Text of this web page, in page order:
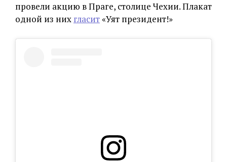
провели акцию в Праге, столице Чехии. Плакат
одной из них гласит«Уят президент!»